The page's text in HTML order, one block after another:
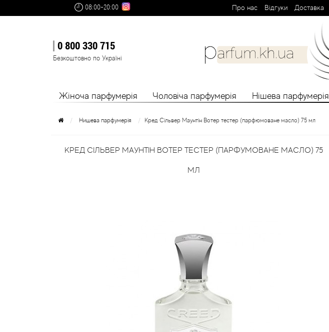
08:00-20:00 Про нас Вiдгуки Доставка
0 800 330 715
Безкоштовно по Україні
Жіноча парфумерія Чоловіча парфумерія Нішева парфумерія
Нишева парфумерія Кред Сільвер Маунтін Вотер тестер (парфюмоване масло) 75 мл
КРЕД СІЛЬВЕР МАУНТІН ВОТЕР ТЕСТЕР (ПАРФУМОВАНЕ МАСЛО) 75
МЛ